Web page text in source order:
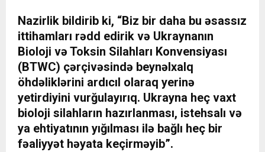
Nazirlik bildirib ki, “Biz bir daha bu əsassız
ittihamları rədd edirik və Ukraynanın
Bioloji və Toksin Silahları Konvensiyası
(BTWC) çərçivəsində beynəlxalq
öhdəliklərini ardıcıl olaraq yerinə
yetirdiyini vurğulayırıq. Ukrayna heç vaxt
bioloji silahların hazırlanması, istehsalı və
ya ehtiyatının yığılması ilə bağlı heç bir
fəaliyyət həyata keçirməyib”.